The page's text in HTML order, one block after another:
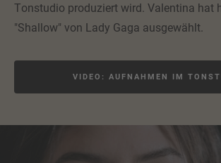
Tonstudio produziert wird. Valentina hat
"Shallow" von Lady Gaga ausgewählt.
VIDEO: AUFNAHMEN IM